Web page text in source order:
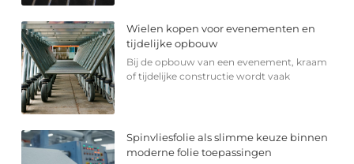
Wielen kopen voor evenementen en
tijdelijke opbouw
Bij de opbouw van een evenement, kraam
of tijdelijke constructie wordt vaak
Spinvliesfolie als slimme keuze binnen
moderne folie toepassingen